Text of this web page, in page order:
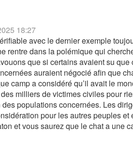
18:27
avec le dernier exemple
rentre dans la polémique qui
que si certains avaient su
auraient négocié afin que
camp a considéré qu’il avait le
milliers de victimes civiles pour
populations concernées. Les
pour les autres peuples
et vous saurez que le chat a une